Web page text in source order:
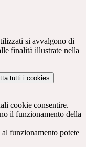
si avvalgono di
finalità illustrate nella
tutti i cookies
cookie consentire.
il funzionamento della
funzionamento potete